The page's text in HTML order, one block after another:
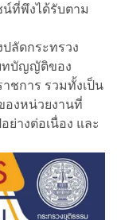
น์ที่พึงได้รับตาม
ลัดกระทรวง
ทบัญญัติของ
ชการ รวมทั้งเป็น
งหน่วยงานที่
ย่างต่อเนื่อง และ